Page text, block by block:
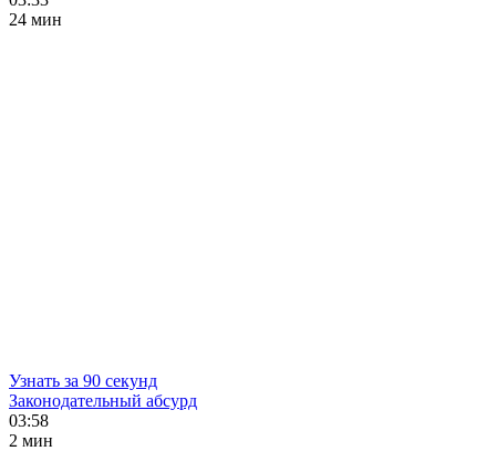
24 мин
Узнать за 90 секунд
Законодательный абсурд
03:58
2 мин